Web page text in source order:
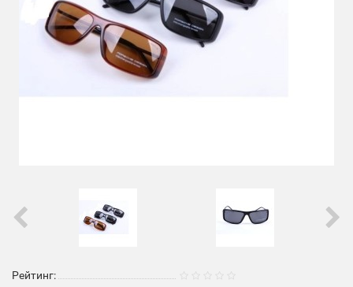
Рейтинг: